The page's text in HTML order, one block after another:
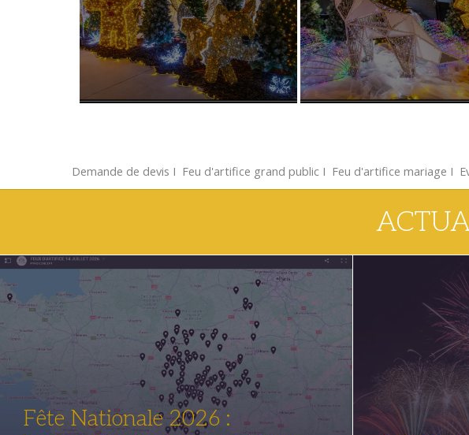
Demande de devis Ι Feu d'artifice grand publicΙ Feu d'artifice mariage Ι
Fête Nationale 2026 :